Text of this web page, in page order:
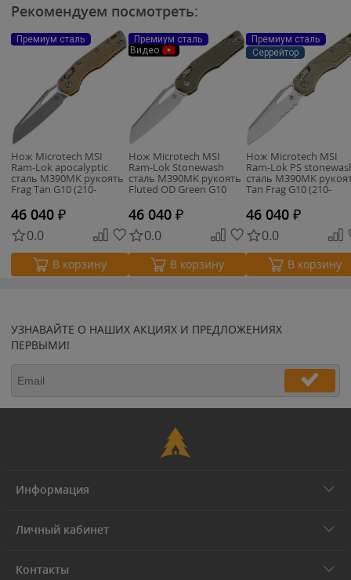
Рекомендуем посмотреть:
Премиум сталь
Нож Microtech MSI
Ram-Lok apocalyptic
сталь M390MK рукоять
Frag Tan G10 (210-
10APFRGTTA)
46 040 ₽
0.0
В корзину
Премиум сталь
Видео
Нож Microtech MSI
Ram-Lok Stonewash
сталь M390MK рукоять
Fluted OD Green G10
46 040 ₽
0.0
В корзину
Премиум сталь
Серрейтор
Нож Microtech MSI
Ram-Lok PS
сталь M390MK
Tan Frag G10 (210-
11FRGTTA)
46 040 ₽
0.0
В корзину
УЗНАВАЙТЕ О НАШИХ АКЦИЯХ И ПРЕДЛОЖЕНИЯХ
ПЕРВЫМИ!
Информация
Личный кабинет
Контакты